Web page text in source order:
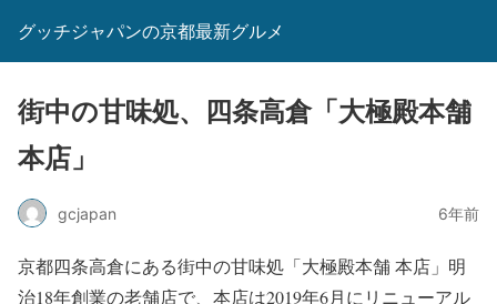
グッチジャパンの京都最新グルメ
街中の甘味処、四条高倉「大極殿本舗
本店」
gcjapan 6年前
京都四条高倉にある街中の甘味処「大極殿本舗 本店」明
治18年創業の老舗店で、本店は2019年6月にリニューアル